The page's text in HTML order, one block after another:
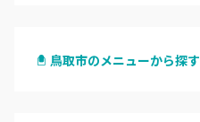
倉吉・三朝
鳥取市のメニューから探す